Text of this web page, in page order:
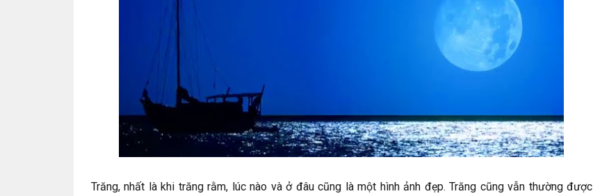
Trăng, nhất là khi trăng rằm, lúc nào và ở đâu cũng là một hình ảnh đẹp. Trăng cũng vẫn thường được